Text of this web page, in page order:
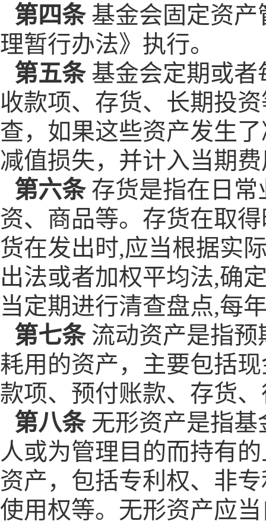
第四条基金会固定资产
理暂行办法》执行。
第五条基金会定期或者
收款项、存货、长期投
查，如果这些资产发生
减值损失，并计入当期
第六条存货是指在日常
资、商品等。存货在取
货在发出时,应当根据实
出法或者加权平均法,确
当定期进行清查盘点,每
第七条流动资产是指预
耗用的资产，主要包括
款项、预付账款、存货
第八条无形资产是指基
人或为管理目的而持有
资产，包括专利权、非
使用权等。无形资产应